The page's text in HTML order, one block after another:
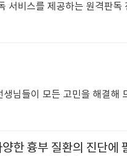
서비스를 제공하는 원격판독
님들이 모든 고민을 해결해
한 흉부 질환의 진단에